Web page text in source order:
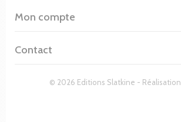
© 2026 Editions Slatkine - Réalisation
Mon compte
Contact